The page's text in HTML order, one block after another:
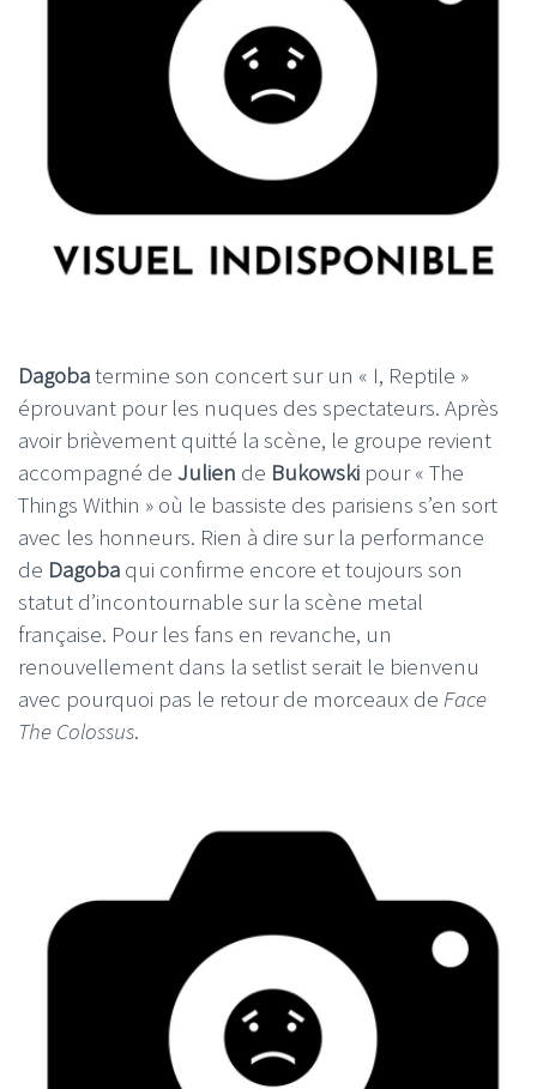
Dagobatermine son concert sur un « I, Reptile »
éprouvant pour les nuques des spectateurs. Après
avoir brièvement quitté la scène, le groupe revient
accompagné de Julien de Bukowski pour « The
Things Within » où le bassiste des parisiens s’en sort
avec les honneurs. Rien à dire sur la performance
de Dagoba qui confirme encore et toujours son
statut d’incontournable sur la scène metal
française. Pour les fans en revanche, un
renouvellement dans la setlist serait le bienvenu
avec pourquoi pas le retour de morceaux de Face
The Colossus.